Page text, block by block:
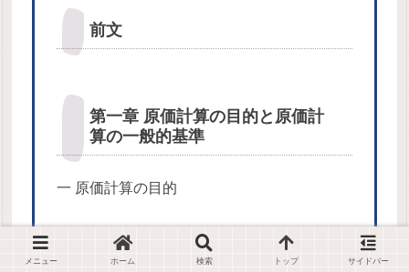
前文
第一章 原価計算の目的と原価計
算の一般的基準
一 原価計算の目的
財務諸表作成目的
メニュー ホーム 検索 トップ サイドバー